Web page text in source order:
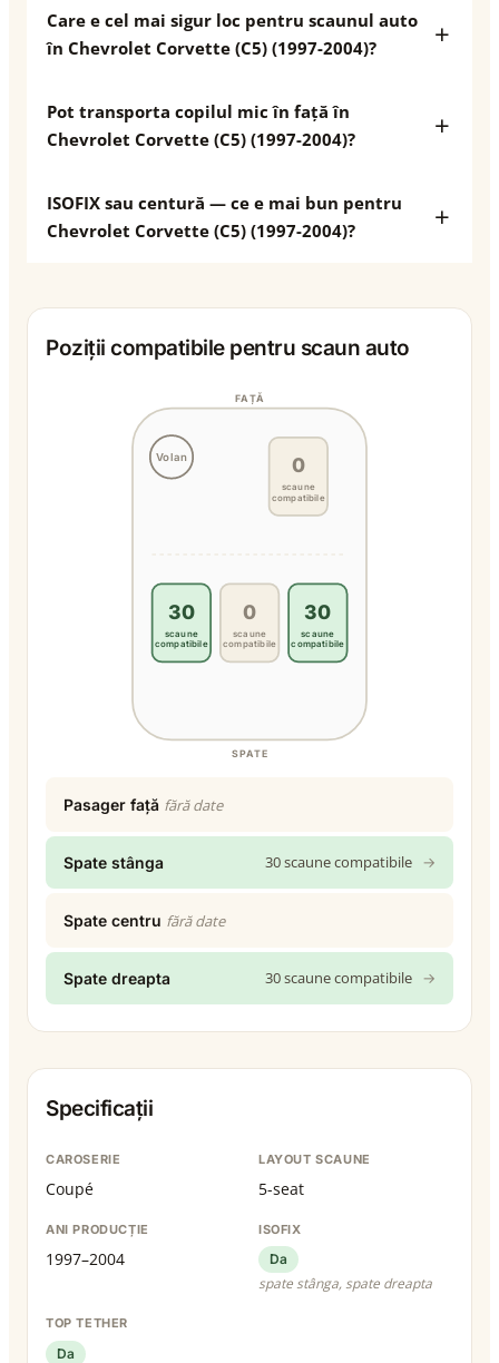
Care e cel mai sigur loc pentru scaunul auto
în Chevrolet Corvette (C5) (1997-2004)?
Pot transporta copilul mic în față în
Chevrolet Corvette (C5) (1997-2004)?
ISOFIX sau centură — ce e mai bun pentru
Chevrolet Corvette (C5) (1997-2004)?
Poziții compatibile pentru scaun auto
Volan
FAȚĂ
SPATE
0
scaune
compatibile
30
scaune
compatibile
0
scaune
compatibile
30
scaune
compatibile
Pasager față fără date
Spate stânga 30 scaune compatibile →
Spate centru fără date
Spate dreapta 30 scaune compatibile →
Specificații
CAROSERIE
Coupé
LAYOUT SCAUNE
5-seat
ANI PRODUCȚIE
1997–2004
ISOFIX
Da
spate stânga, spate dreapta
TOP TETHER
Da